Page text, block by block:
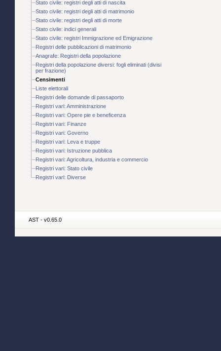
Stato civile: registri degli atti di nascita
Stato civile: registri degli atti di matrimonio
Stato civile: registri degli atti di morte
Stato civile: indici generali
Stato civile: registri Immigrazione ed Emigrazione
Registri delle pubblicazioni di matrimonio
Anagrafe: Registri della popolazione
Registri della popolazione diversi: fogli eliminati (divisi
per frazione)
Censimenti
Liste elettorali
Registri delle domande di passaporto
Registri vari: Amministrazione
Registri vari: Opere pie e beneficenza
Registri vari: Finanze
Registri vari: Governo
Registri vari: Leva e truppe
Registri vari: Istruzione pubblica
Registri vari: Agricoltura, industria e commercio
Registri vari: Stato civile
Registri vari: Diverse
AST - v0.65.0